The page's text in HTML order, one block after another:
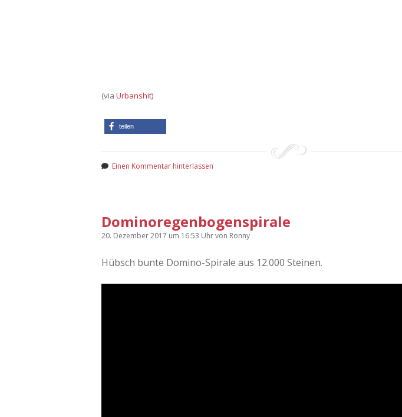
(via Urbanshit)
teilen
Einen Kommentar hinterlassen
Dominoregenbogenspirale
20. Dezember 2017 um 16:53 Uhrvon Ronny
Hübsch bunte Domino-Spirale aus 12.000 Steinen.